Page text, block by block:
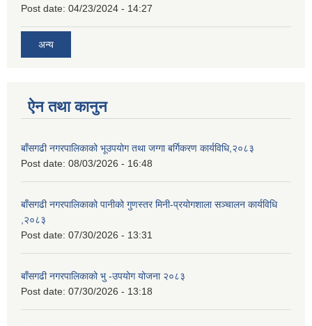
Post date: 04/23/2024 - 14:27
अन्य
ऐन तथा कानुन
बाँसगढी नगरपालिकाको भूउपयोग तथा जग्गा बर्गिकरण कार्यविधि,२०८३
Post date: 08/03/2026 - 16:48
बाँसगढी नगरपालिकाको पानीको गुणस्तर मिनी-प्रयोगशाला सञ्चालन कार्यविधि
,२०८३
Post date: 07/30/2026 - 13:31
बाँसगढी नगरपालिकाको भु -उपयोग योजना २०८३
Post date: 07/30/2026 - 13:18